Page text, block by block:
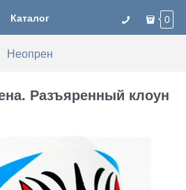
Каталог 0
Неопрен
Разъяренный клоун